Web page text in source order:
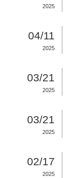
2025
04/11
2025
03/21
2025
03/21
2025
02/17
2025